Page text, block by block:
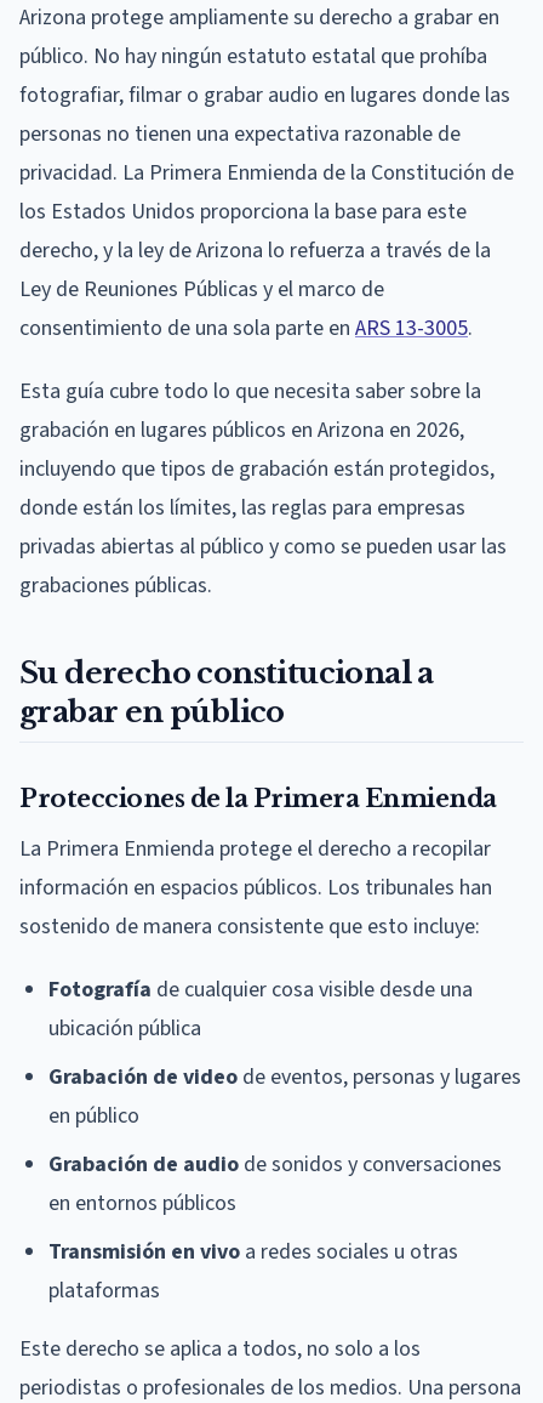
Arizona protege ampliamente su derecho a grabar en
público. No hay ningún estatuto estatal que prohíba
fotografiar, filmar o grabar audio en lugares donde las
personas no tienen una expectativa razonable de
privacidad. La Primera Enmienda de la Constitución de
los Estados Unidos proporciona la base para este
derecho, y la ley de Arizona lo refuerza a través de la
Ley de Reuniones Públicas y el marco de
consentimiento de una sola parte en ARS 13-3005.
Esta guía cubre todo lo que necesita saber sobre la
grabación en lugares públicos en Arizona en 2026,
incluyendo que tipos de grabación están protegidos,
donde están los límites, las reglas para empresas
privadas abiertas al público y como se pueden usar las
grabaciones públicas.
Su derecho constitucional a
grabar en público
Protecciones de la Primera Enmienda
La Primera Enmienda protege el derecho a recopilar
información en espacios públicos. Los tribunales han
sostenido de manera consistente que esto incluye:
Fotografía de cualquier cosa visible desde una
ubicación pública
Grabación de video de eventos, personas y lugares
en público
Grabación de audio de sonidos y conversaciones
en entornos públicos
Transmisión en vivo a redes sociales u otras
plataformas
Este derecho se aplica a todos, no solo a los
periodistas o profesionales de los medios. Una persona